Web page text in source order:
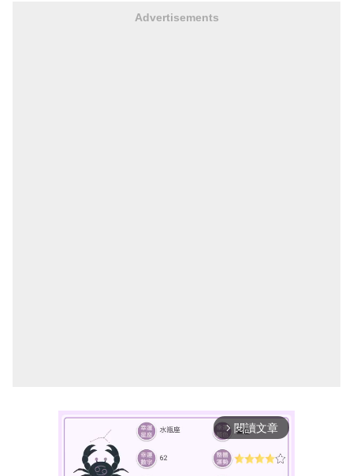
Advertisements
arrow_forward_ios 閱讀文章